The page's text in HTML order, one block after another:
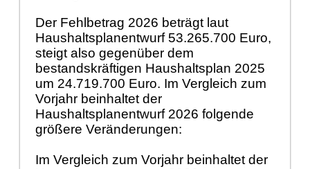
Der Fehlbetrag 2026 beträgt laut
Haushaltsplanentwurf 53.265.700 Euro,
steigt also gegenüber dem
bestandskräftigen Haushaltsplan 2025
um 24.719.700 Euro. Im Vergleich zum
Vorjahr beinhaltet der
Haushaltsplanentwurf 2026 folgende
größere Veränderungen:
Im Vergleich zum Vorjahr beinhaltet der